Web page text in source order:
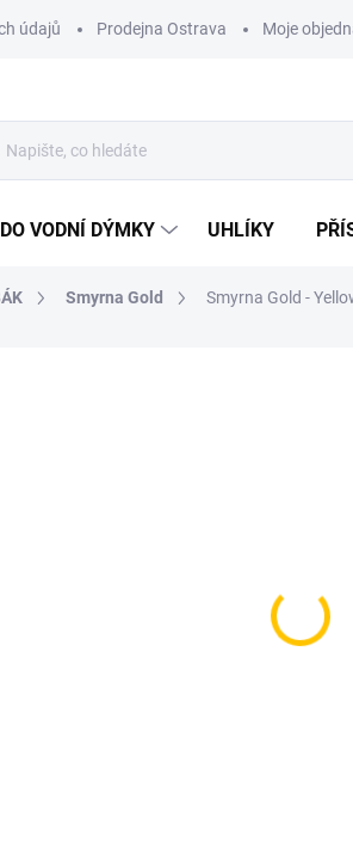
údajů Prodejna Ostrava Moje
VODNÍ DÝMKY UHLÍKY
Smyrna Gold Smyrna Gold -